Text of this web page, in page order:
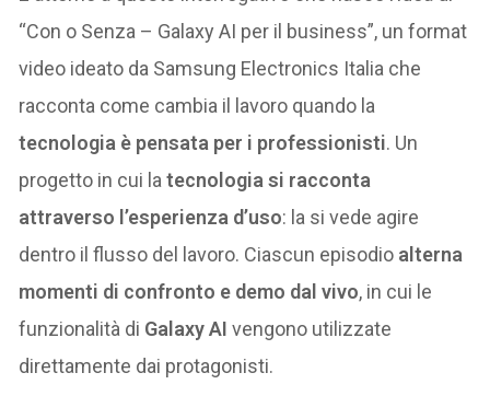
“Con o Senza – Galaxy AI per il business”, un format
video ideato da Samsung Electronics Italia che
racconta come cambia il lavoro quando la
tecnologia è pensata per i professionisti. Un
progetto in cui latecnologia si racconta
attraverso l’esperienza d’uso: la si vede agire
dentro il flusso del lavoro. Ciascun episodio alterna
momenti di confronto e demo dal vivo, in cui le
funzionalità di Galaxy AI vengono utilizzate
direttamente dai protagonisti.